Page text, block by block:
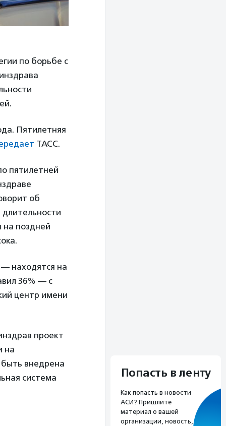
по борьбе с
Пятилетняя
ТАСС.
пятилетней
об
длительности
на поздней
находятся на
36% — с
центр имени
проект
на
быть внедрена
система
Попасть в ленту
Как попасть в новости
АСИ? Пришлите
материал о вашей
организации, новость,